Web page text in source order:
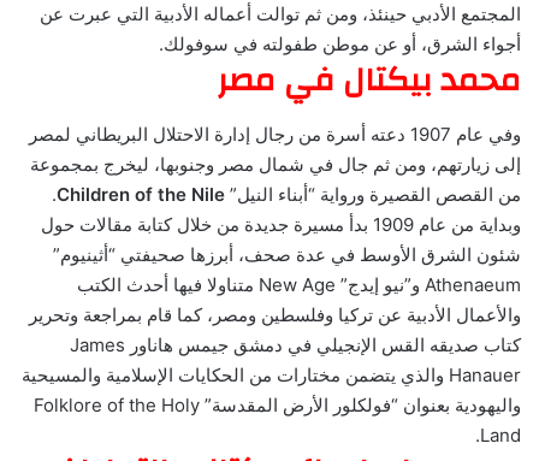
المجتمع الأدبي حينئذ، ومن ثم توالت أعماله الأدبية التي عبرت عن
أجواء الشرق، أو عن موطن طفولته في سوفولك.
محمد بيكتال في مصر
وفي عام 1907 دعته أسرة من رجال إدارة الاحتلال البريطاني لمصر
إلى زيارتهم، ومن ثم جال في شمال مصر وجنوبها، ليخرج بمجموعة
من القصص القصيرة ورواية “أبناء النيل” Children of the Nile
.
وبداية من عام 1909 بدأ مسيرة جديدة من خلال كتابة مقالات حول
شئون الشرق الأوسط في عدة صحف، أبرزها صحيفتي “أثينيوم”
Athenaeum و”نيو إيدج” New Age متناولا فيها أحدث الكتب
والأعمال الأدبية عن تركيا وفلسطين ومصر، كما قام بمراجعة وتحرير
كتاب صديقه القس الإنجيلي في دمشق جيمس هاناور James
Hanauer والذي يتضمن مختارات من الحكايات الإسلامية والمسيحية
واليهودية بعنوان “فولكلور الأرض المقدسة” Folklore of the Holy
Land.